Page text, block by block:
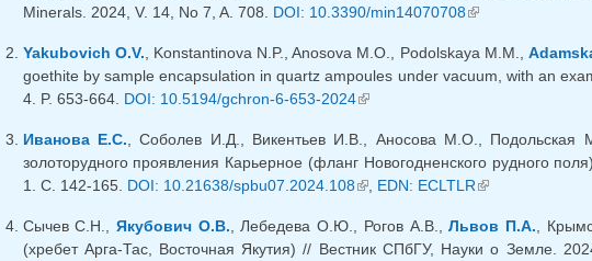
Minerals. 2024, V. 14, No 7, A. 708. DOI: 10.3390/min14070708(внешняя ссылка)
Yakubovich O.V. , Konstantinova N.P., Anosova M.O., Podolskaya M.M.,
goethite by sample encapsulation in quartz ampoules under vacuum, with an
4. P. 653-664. DOI: 10.5194/gchron-6-653-2024(внешняя ссылка)
Иванова Е.С. , Соболев И.Д., Викентьев И.В., Аносова М.О.,
золоторудного проявления Карьерное (фланг Новогодненского рудного
1. С. 142-165. DOI: 10.21638/spbu07.2024.108(внешняя ссылка)
, EDN: ECLTLR(внешняя
Сычев С.Н., Якубович О.В. , Лебедева О.Ю., Рогов А.В.,Львов П.А. ,
(хребет Арга-Тас, Восточная Якутия) // Вестник СПбГУ, Науки о Земле.